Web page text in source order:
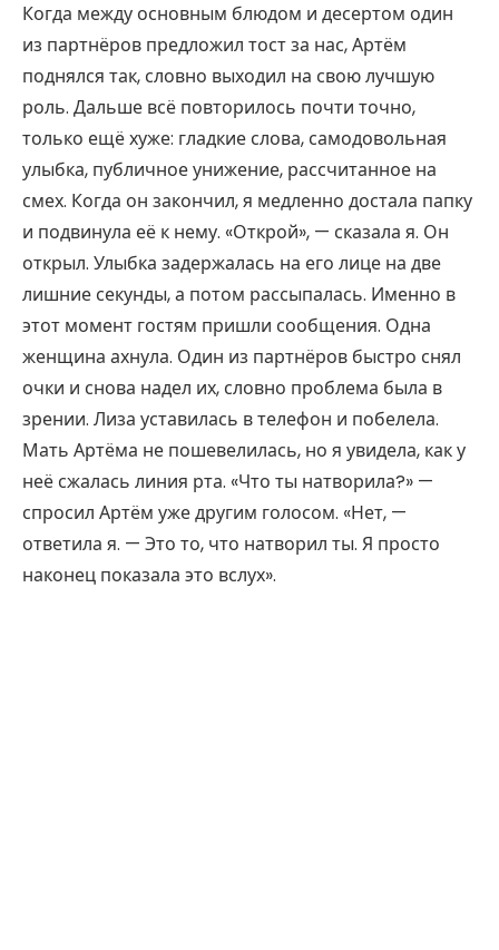
Когда между основным блюдом и десертом один
из партнёров предложил тост за нас, Артём
поднялся так, словно выходил на свою лучшую
роль. Дальше всё повторилось почти точно,
только ещё хуже: гладкие слова, самодовольная
улыбка, публичное унижение, рассчитанное на
смех. Когда он закончил, я медленно достала папку
и подвинула её к нему. «Открой», — сказала я. Он
открыл. Улыбка задержалась на его лице на две
лишние секунды, а потом рассыпалась. Именно в
этот момент гостям пришли сообщения. Одна
женщина ахнула. Один из партнёров быстро снял
очки и снова надел их, словно проблема была в
зрении. Лиза уставилась в телефон и побелела.
Мать Артёма не пошевелилась, но я увидела, как у
неё сжалась линия рта. «Что ты натворила?» —
спросил Артём уже другим голосом. «Нет, —
ответила я. — Это то, что натворил ты. Я просто
наконец показала это вслух».